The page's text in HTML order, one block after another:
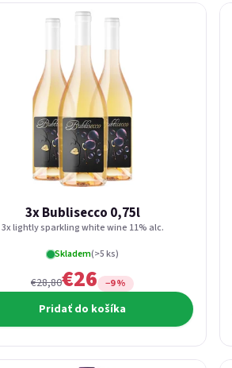
3x Bublisecco 0,75l
3x lightly sparkling white wine 11% alc.
Skladem(>5 ks)
€28,80€26 −9 %
Pridať do košíka